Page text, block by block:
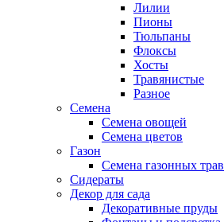
Лилии
Пионы
Тюльпаны
Флоксы
Хосты
Травянистые
Разное
Семена
Семена овощей
Семена цветов
Газон
Семена газонных трав
Сидераты
Декор для сада
Декоративные пруды